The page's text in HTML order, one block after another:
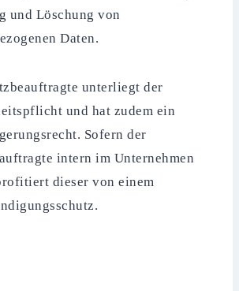
und Löschung von
Daten.
unterliegt der
und hat zudem ein
Sofern der
intern im Unternehmen
dieser von einem